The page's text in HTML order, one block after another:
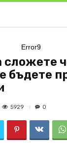
Error9
бъдете
5929 0